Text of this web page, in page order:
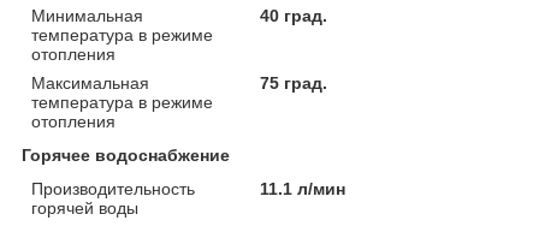
Минимальная
температура в режиме
отопления
40 град.
Максимальная
температура в режиме
отопления
75 град.
Горячее водоснабжение
Производительность
горячей воды
11.1 л/мин